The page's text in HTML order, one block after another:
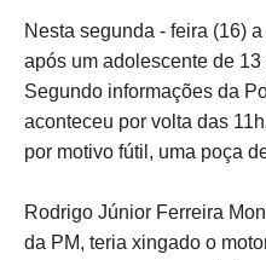
Nesta segunda - feira (16)
após um adolescente de
Segundo informações da
aconteceu por volta das
por motivo fútil, uma poça
Rodrigo Júnior Ferreira
da PM, teria xingado o